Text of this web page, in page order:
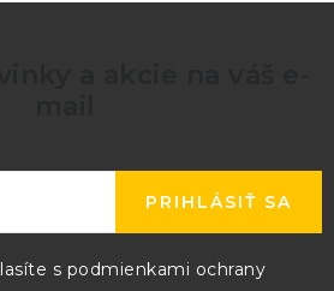
s podmienkami ochrany
PRIHLÁSIŤ SA